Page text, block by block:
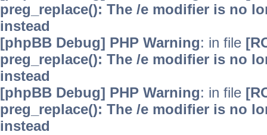
preg_replace(): The /e modifier is no
instead
[phpBB Debug] PHP Warning: in file
preg_replace(): The /e modifier is no
instead
[phpBB Debug] PHP Warning: in file
preg_replace(): The /e modifier is no
instead